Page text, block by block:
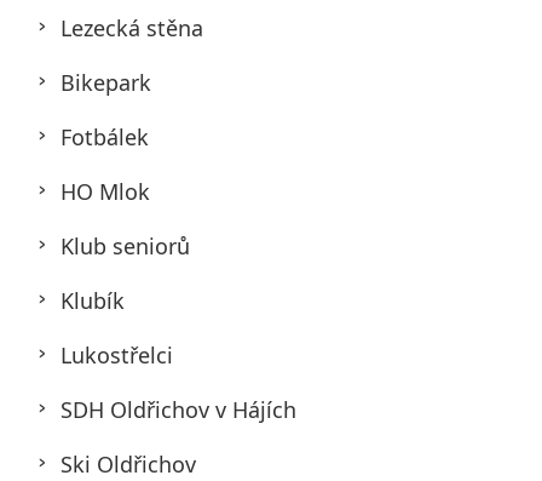
Lezecká stěna
Bikepark
Fotbálek
HO Mlok
Klub seniorů
Klubík
Lukostřelci
SDH Oldřichov v Hájích
Ski Oldřichov